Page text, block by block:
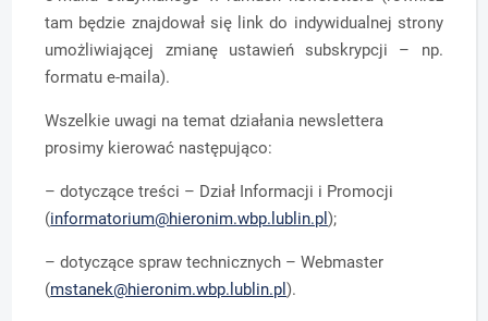
tam będzie znajdował się link do indywidualnej strony
umożliwiającej zmianę ustawień subskrypcji – np.
formatu e-maila).
Wszelkie uwagi na temat działania newslettera
prosimy kierować następująco:
– dotyczące treści – Dział Informacji i Promocji
(informatorium@hieronim.wbp.lublin.pl);
– dotyczące spraw technicznych – Webmaster
(mstanek@hieronim.wbp.lublin.pl).